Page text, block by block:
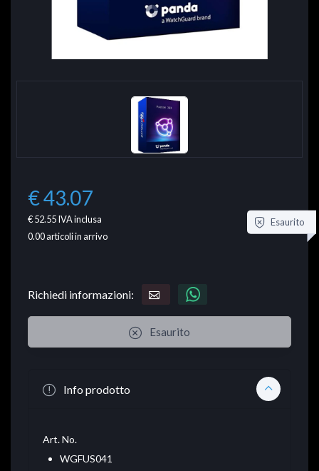
€ 43.07
€ 52.55IVA inclusa
0.00articoli in arrivo
Esaurito
Richiedi informazioni:
Esaurito
Info prodotto
Art. No.
WGFUS041